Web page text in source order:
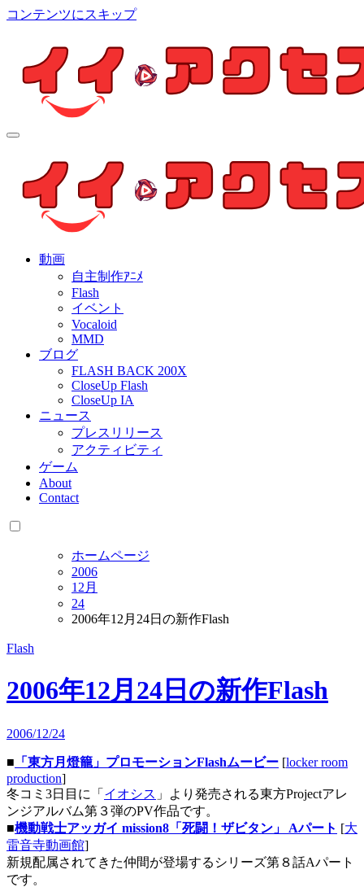
コンテンツにスキップ
個人制作アニメを中心とした動画紹介ブログ
動画
自主制作ｱﾆﾒ
Flash
イベント
Vocaloid
MMD
ブログ
FLASH BACK 200X
CloseUp Flash
CloseUp IA
ニュース
プレスリリース
アクティビティ
ゲーム
About
Contact
ホームページ
2006
12月
24
2006年12月24日の新作Flash
Flash
2006年12月24日の新作Flash
2006/12/24
■ 「東方月燈籠」プロモーションFlashムービー [locker room
production]
冬コミ3日目に「 イオシス 」より発売される東方Projectアレ
ンジアルバム第３弾のPV作品です。
■機動戦士アッガイ mission8「死闘！ザビタン」 Aパート [大
雷音寺動画館]
新規配属されてきた仲間が登場するシリーズ第８話Aパート
です。